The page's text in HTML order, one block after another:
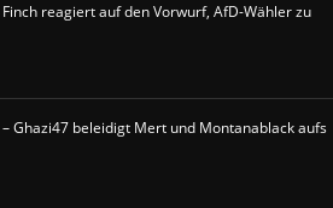
reagiert auf den Vorwurf, AfD-Wähler zu
Ghazi47 beleidigt Mert und Montanablack aufs